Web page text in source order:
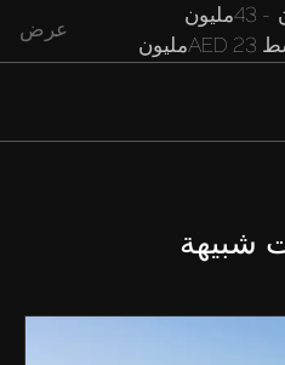
-
عرض
AED 29مليون
شبيهة